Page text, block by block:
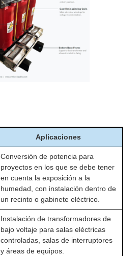
Aplicaciones
Conversión de potencia para
proyectos en los que se debe tener
en cuenta la exposición a la
humedad, con instalación dentro de
un recinto o gabinete eléctrico.
Instalación de transformadores de
bajo voltaje para salas eléctricas
controladas, salas de interruptores
y áreas de equipos.